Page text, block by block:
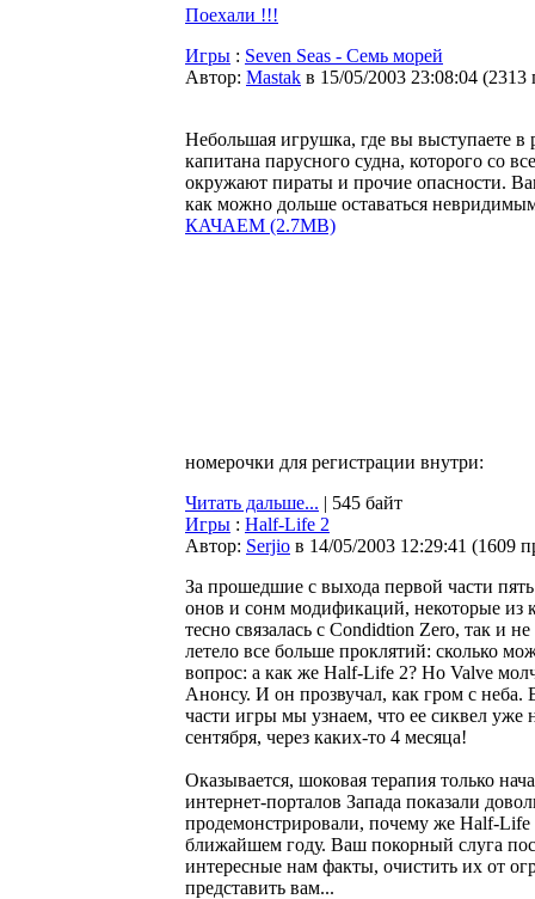
Поехали !!!
Игры : Seven Seas - Семь морей
Автор: Мastak в 15/05/2003 23:08:04 (2313
Небольшая игрушка, где вы выступаете в
капитана парусного судна, которого со
окружают пираты и прочие опасности.
как можно дольше оставаться
КАЧАЕМ (2.7MB)
номерочки для регистрации внутри:
Читать дальше... | 545 байт
Игры : Half-Life 2
Автор: Serjio в 14/05/2003 12:29:41 (1609
За прошедшие с выхода первой части
онов и сонм модификаций, некоторые из
тесно связалась с Condidtion Zero, так и
летело все больше проклятий: сколько
вопрос: а как же Half-Life 2? Но Valve
Анонсу. И он прозвучал, как гром с
части игры мы узнаем, что ее сиквел уже
сентября, через каких-то 4 месяца!
Оказывается, шоковая терапия только
интернет-порталов Запада показали
продемонстрировали, почему же Half-
ближайшем году. Ваш покорный слуга
интересные нам факты, очистить их от
представить вам...